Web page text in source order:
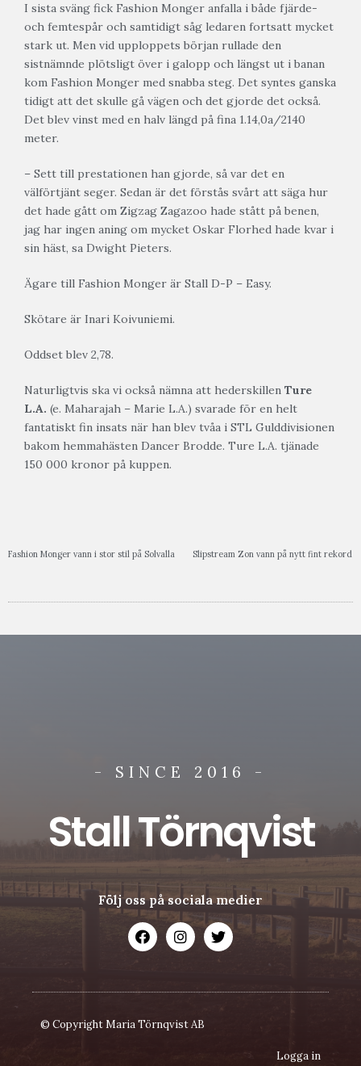
I sista sväng fick Fashion Monger anfalla i både fjärde-
och femtespår och samtidigt såg ledaren fortsatt mycket
stark ut. Men vid upploppets början rullade den
sistnämnde plötsligt över i galopp och längst ut i banan
kom Fashion Monger med snabba steg. Det syntes ganska
tidigt att det skulle gå vägen och det gjorde det också.
Det blev vinst med en halv längd på fina 1.14,0a/2140
meter.
– Sett till prestationen han gjorde, så var det en
välförtjänt seger. Sedan är det förstås svårt att säga hur
det hade gått om Zigzag Zagazoo hade stått på benen,
jag har ingen aning om mycket Oskar Florhed hade kvar i
sin häst, sa Dwight Pieters.
Ägare till Fashion Monger är Stall D-P – Easy.
Skötare är Inari Koivuniemi.
Oddset blev 2,78.
Naturligtvis ska vi också nämna att hederskillen Ture
L.A. (e. Maharajah – Marie L.A.) svarade för en helt
fantatiskt fin insats när han blev tvåa i STL Gulddivisionen
bakom hemmahästen Dancer Brodde. Ture L.A. tjänade
150 000 kronor på kuppen.
Fashion Monger vann i stor stil på Solvalla Slipstream Zon vann på nytt fint rekord
- SINCE 2016 -
Stall Törnqvist
Följ oss på sociala medier
© Copyright Maria Törnqvist AB
Logga in